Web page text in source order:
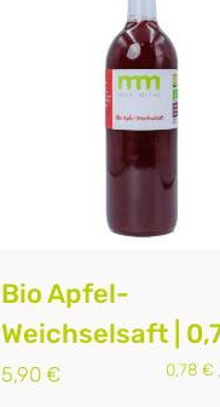
Bio Apfel-
Weichselsaft |
5,90 € 0,78 €